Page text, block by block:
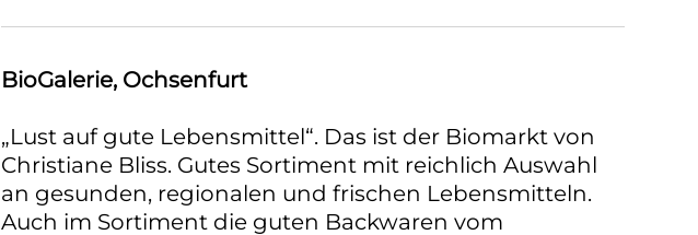
BioGalerie, Ochsenfurt
„Lust auf gute Lebensmittel“. Das ist der Biomarkt von
Christiane Bliss. Gutes Sortiment mit reichlich Auswahl
an gesunden, regionalen und frischen Lebensmitteln.
Auch im Sortiment die guten Backwaren vom